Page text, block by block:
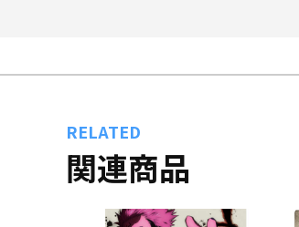
RELATED
関連商品